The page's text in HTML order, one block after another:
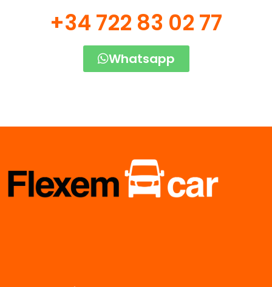
+34 722 83 02 77
Whatsapp